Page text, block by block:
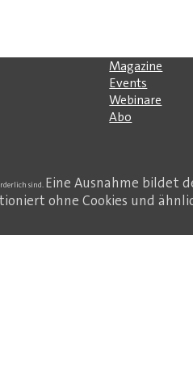
Magazine
Events
Webinare
Abo
sind. Eine Ausnahme bildet
ohne Cookies und